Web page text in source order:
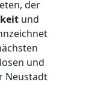
der
und
und
Neustadt